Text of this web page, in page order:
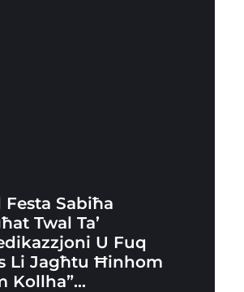
Festa Sabiħa
Twal Ta’
U Fuq
Li Jagħtu Ħinhom
Kollha”…